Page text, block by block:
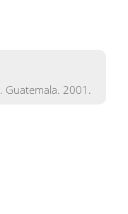
Guatemala. 2001.